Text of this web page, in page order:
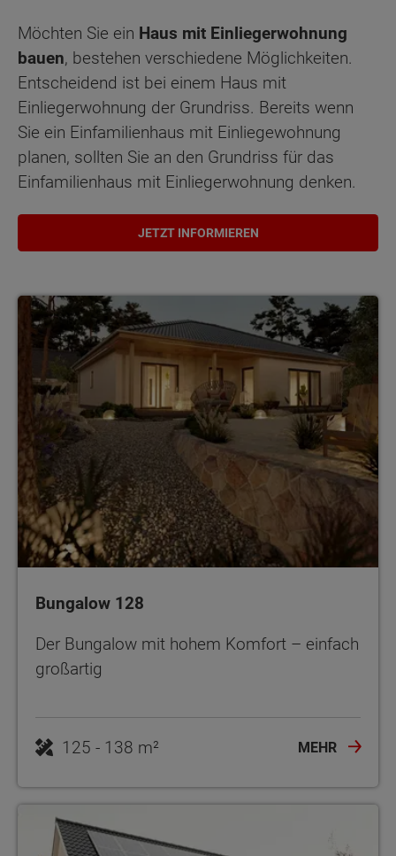
Möchten Sie ein Haus mit Einliegerwohnung
bauen, bestehen verschiedene Möglichkeiten.
Entscheidend ist bei einem Haus mit
Einliegerwohnung der Grundriss. Bereits wenn
Sie ein Einfamilienhaus mit Einliegewohnung
planen, sollten Sie an den Grundriss für das
Einfamilienhaus mit Einliegerwohnung denken.
JETZT INFORMIEREN
Bungalow 128
Der Bungalow mit hohem Komfort – einfach
großartig
125 - 138 m² MEHR